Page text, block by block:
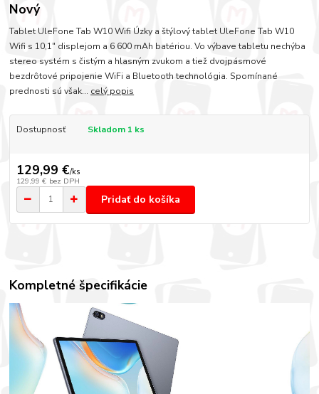
Nový
Tablet UleFone Tab W10 Wifi Úzky a štýlový tablet UleFone Tab W10
Wifi s 10,1" displejom a 6 600 mAh batériou. Vo výbave tabletu nechýba
stereo systém s čistým a hlasným zvukom a tiež dvojpásmové
bezdrôtové pripojenie WiFi a Bluetooth technológia. Spomínané
prednosti sú však... celý popis
Dostupnosť Skladom 1 ks
129,99 €/ks
129,99 € bez DPH
Pridať do košíka
Kompletné špecifikácie